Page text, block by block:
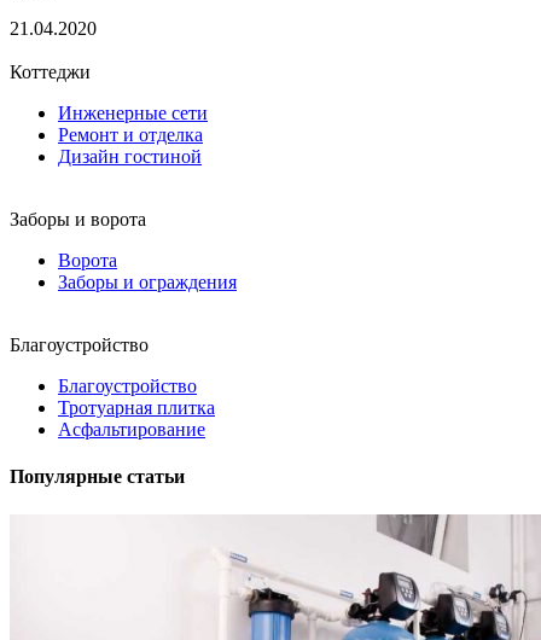
21.04.2020
Коттеджи
Инженерные сети
Ремонт и отделка
Дизайн гостиной
Заборы и ворота
Ворота
Заборы и ограждения
Благоустройство
Благоустройство
Тротуарная плитка
Асфальтирование
Популярные статьи